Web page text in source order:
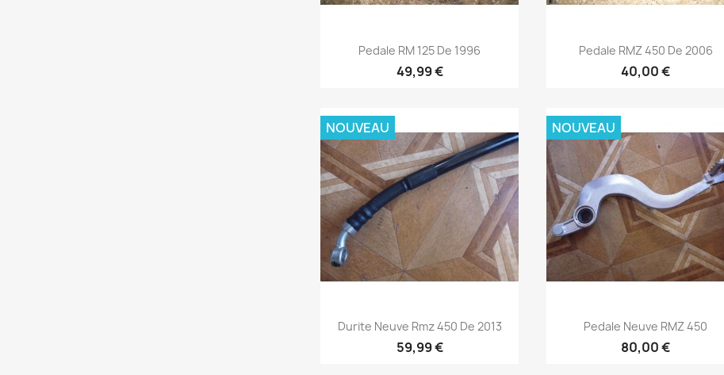
Aperçu rapide
Pedale RM 125 De 1996
49,99 €
Aperçu rapide
Pedale RMZ 450 De 2006
40,00 €
Aperçu rapide
Durite Neuve Rmz 450 De 2013
59,99 €
NOUVEAU
Aperçu rapide
Pedale Neuve RMZ 450
80,00 €
NOUVEAU